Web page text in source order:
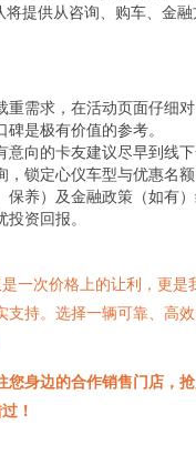
提供从咨询、购车、金融
重需求，在活动页面仔细
是极有价值的参考。
意向的卡友建议尽早到线
，锁定心仪车型与优惠名
保养）及金融政策（如有
资回报。
一次价格上的让利，更是
支持。选择一辆可靠、高
您身边的合作销售门店，
！